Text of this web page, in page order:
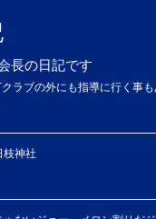
長の日記です
クラブの外にも指導に行く事
枝神社